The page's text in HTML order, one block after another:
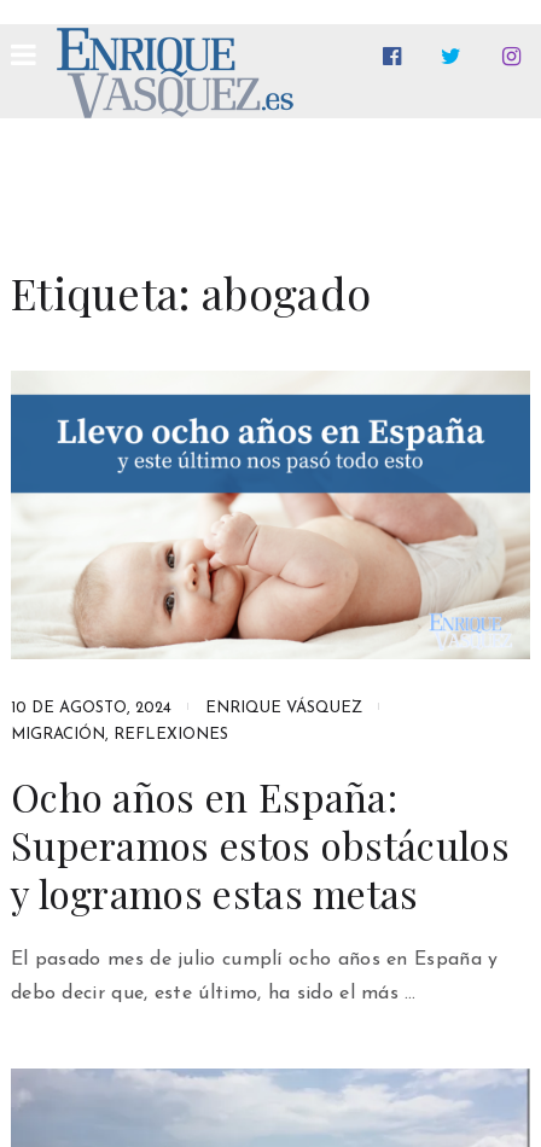
Etiqueta: abogado
10 DE AGOSTO, 2024
ENRIQUE VÁSQUEZ
MIGRACIÓN, REFLEXIONES
Ocho años en España:
Superamos estos obstáculos
y logramos estas metas
El pasado mes de julio cumplí ocho años en España y
debo decir que, este último, ha sido el más …